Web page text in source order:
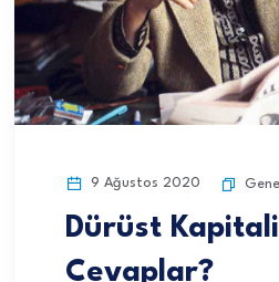
9 Ağustos 2020 Genel
Dürüst
Cevaplar?